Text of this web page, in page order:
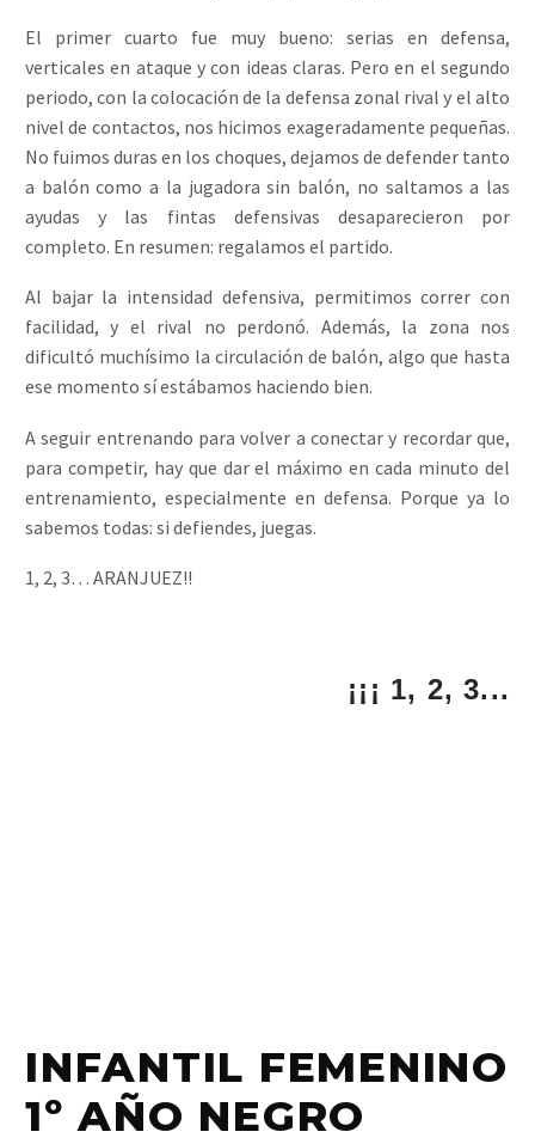
El primer cuarto fue muy bueno: serias en defensa,
verticales en ataque y con ideas claras. Pero en el segundo
periodo, con la colocación de la defensa zonal rival y el alto
nivel de contactos, nos hicimos exageradamente pequeñas.
No fuimos duras en los choques, dejamos de defender tanto
a balón como a la jugadora sin balón, no saltamos a las
ayudas y las fintas defensivas desaparecieron por
completo. En resumen: regalamos el partido.
Al bajar la intensidad defensiva, permitimos correr con
facilidad, y el rival no perdonó. Además, la zona nos
dificultó muchísimo la circulación de balón, algo que hasta
ese momento sí estábamos haciendo bien.
A seguir entrenando para volver a conectar y recordar que,
para competir, hay que dar el máximo en cada minuto del
entrenamiento, especialmente en defensa. Porque ya lo
sabemos todas: si defiendes, juegas.
1, 2, 3… ARANJUEZ!!
¡¡¡ 1, 2, 3...
INFANTIL FEMENINO
1º AÑO NEGRO